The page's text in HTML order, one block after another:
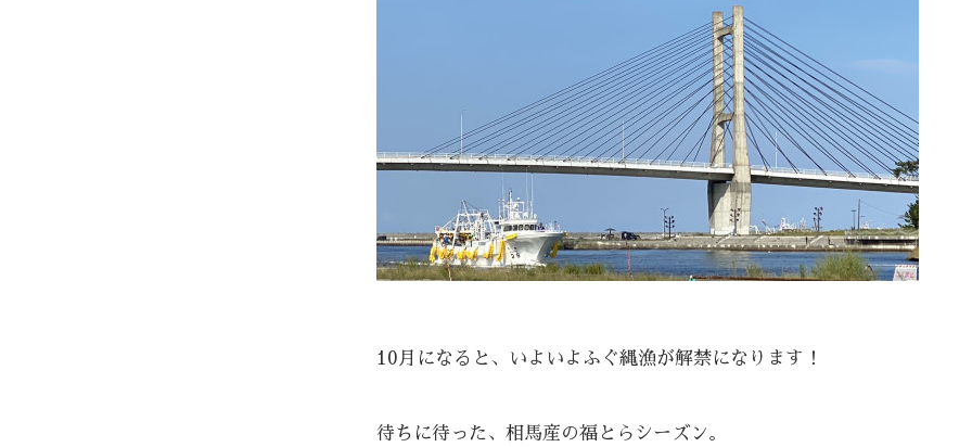
10月になると、いよいよふぐ縄漁が解禁になります！
待ちに待った、相馬産の福とらシーズン。